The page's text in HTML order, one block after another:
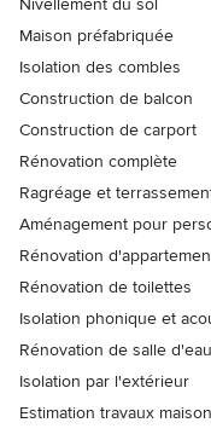
Nivellement du sol
Maison préfabriquée
Isolation des combles
Construction de balcon
Construction de carport
Rénovation complète
Ragréage et
Aménagement pour
Rénovation
Rénovation de toilettes
Isolation phonique et
Rénovation de salle d'eau
Isolation par l'extérieur
Estimation travaux